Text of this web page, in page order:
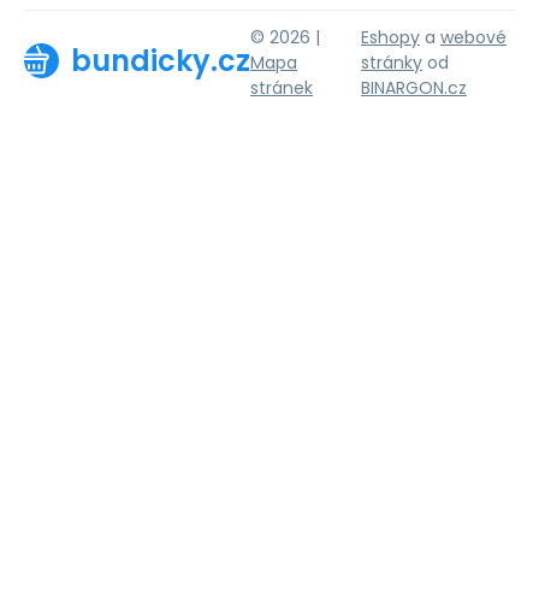
bundicky.cz
© 2026 |
Mapa
stránek
Eshopy a webové
stránky od
BINARGON.cz